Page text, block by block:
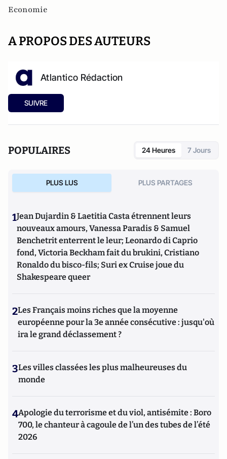
Economie
A PROPOS DES AUTEURS
Atlantico Rédaction
SUIVRE
POPULAIRES 24 Heures 7 Jours
PLUS LUS PLUS PARTAGES
1Jean Dujardin & Laetitia Casta étrennent leurs
nouveaux amours, Vanessa Paradis & Samuel
Benchetrit enterrent le leur; Leonardo di Caprio
fond, Victoria Beckham fait du brukini, Cristiano
Ronaldo du bisco-fils; Suri ex Cruise joue du
Shakespeare queer
2Les Français moins riches que la moyenne
européenne pour la 3e année consécutive : jusqu'où
ira le grand déclassement ?
3Les villes classées les plus malheureuses du
monde
4Apologie du terrorisme et du viol, antisémite : Boro
700, le chanteur à cagoule de l’un des tubes de l’été
2026